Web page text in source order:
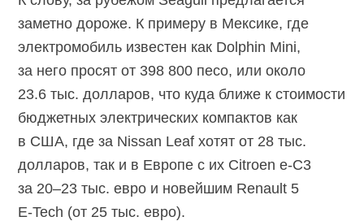
заметно дороже. К примеру в Мексике, где
электромобиль известен как Dolphin Mini,
за него просят от 398 800 песо, или около
23.6 тыс. долларов, что куда ближе к стоимости
бюджетных электрических компактов как
в США, где за Nissan Leaf хотят от 28 тыс.
долларов, так и в Европе с их Citroen e-C3
за 20–23 тыс. евро и новейшим Renault 5
E-Tech (от 25 тыс. евро).